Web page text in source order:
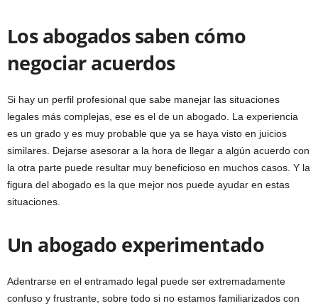
Los abogados saben cómo
negociar acuerdos
Si hay un perfil profesional que sabe manejar las situaciones
legales más complejas, ese es el de un abogado. La experiencia
es un grado y es muy probable que ya se haya visto en juicios
similares. Dejarse asesorar a la hora de llegar a algún acuerdo con
la otra parte puede resultar muy beneficioso en muchos casos. Y la
figura del abogado es la que mejor nos puede ayudar en estas
situaciones.
Un abogado experimentado
Adentrarse en el entramado legal puede ser extremadamente
confuso y frustrante, sobre todo si no estamos familiarizados con